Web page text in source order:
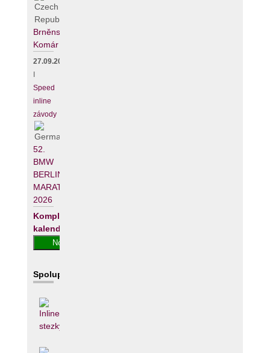
Brněnský
Komár
27.09.2026
Speed
inline
závody
52.
BMW
BERLIN-
MARATHON
2026
Kompletní
kalendář
Spolupracujeme